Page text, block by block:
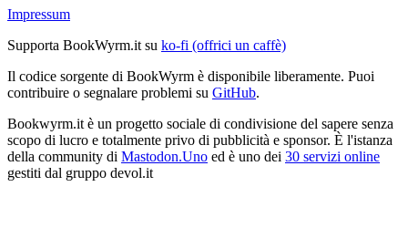
Impressum
Supporta BookWyrm.it su ko-fi (offrici un caffè)
Il codice sorgente di BookWyrm è disponibile liberamente. Puoi
contribuire o segnalare problemi su GitHub.
Bookwyrm.it è un progetto sociale di condivisione del sapere senza
scopo di lucro e totalmente privo di pubblicità e sponsor. È l'istanza
della community di Mastodon.Uno ed è uno dei 30 servizi online
gestiti dal gruppo devol.it